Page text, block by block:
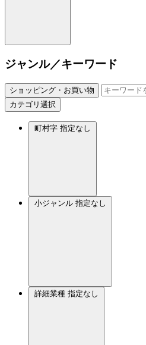
ジャンル／キーワード
ショッピング・お買い物
カテゴリ選択
町村字 指定なし
小ジャンル 指定なし
詳細業種 指定なし